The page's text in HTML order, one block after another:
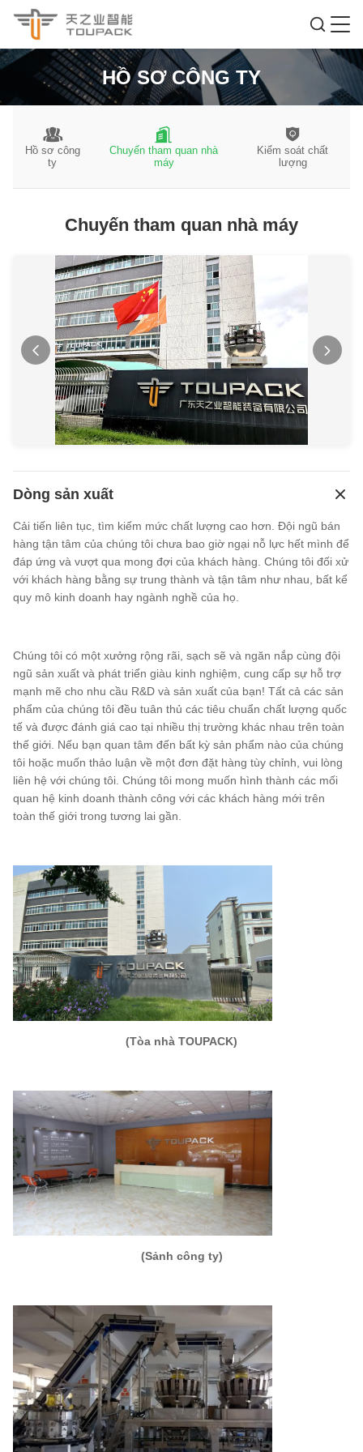
HỒ SƠ CÔNG TY
Hồ sơ công
ty
Chuyến tham quan nhà
máy
Kiểm soát chất
lượng
Chuyến tham quan nhà máy
Dòng sản xuất
Cải tiến liên tục, tìm kiếm mức chất lượng cao hơn. Đội ngũ bán
hàng tận tâm của chúng tôi chưa bao giờ ngại nỗ lực hết mình để
đáp ứng và vượt qua mong đợi của khách hàng. Chúng tôi đối xử
với khách hàng bằng sự trung thành và tận tâm như nhau, bất kể
quy mô kinh doanh hay ngành nghề của họ.
Chúng tôi có một xưởng rộng rãi, sạch sẽ và ngăn nắp cùng đội
ngũ sản xuất và phát triển giàu kinh nghiệm, cung cấp sự hỗ trợ
mạnh mẽ cho nhu cầu R&D và sản xuất của bạn! Tất cả các sản
phẩm của chúng tôi đều tuân thủ các tiêu chuẩn chất lượng quốc
tế và được đánh giá cao tại nhiều thị trường khác nhau trên toàn
thế giới. Nếu bạn quan tâm đến bất kỳ sản phẩm nào của chúng
tôi hoặc muốn thảo luận về một đơn đặt hàng tùy chỉnh, vui lòng
liên hệ với chúng tôi. Chúng tôi mong muốn hình thành các mối
quan hệ kinh doanh thành công với các khách hàng mới trên
toàn thế giới trong tương lai gần.
(Tòa nhà TOUPACK)
(Sảnh công ty)